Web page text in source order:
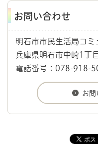
お問い合わせ
明石市市民生活局コ
兵庫県明石市中崎1丁
電話番号：078-918-